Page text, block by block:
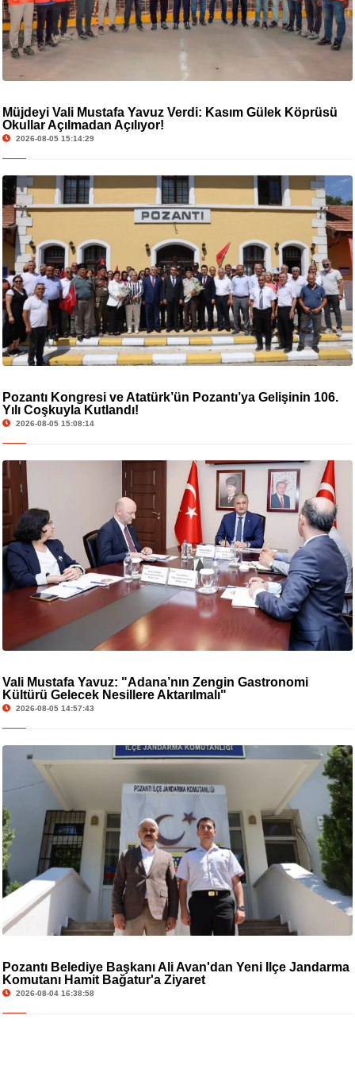
Müjdeyi Vali Mustafa Yavuz Verdi: Kasım Gülek Köprüsü
Okullar Açılmadan Açılıyor!
2026-08-05 15:14:29
Pozantı Kongresi ve Atatürk’ün Pozantı’ya Gelişinin 106.
Yılı Coşkuyla Kutlandı!
2026-08-05 15:08:14
Vali Mustafa Yavuz: "Adana’nın Zengin Gastronomi
Kültürü Gelecek Nesillere Aktarılmalı"
2026-08-05 14:57:43
Pozantı Belediye Başkanı Ali Avan'dan Yeni İlçe Jandarma
Komutanı Hamit Bağatur'a Ziyaret
2026-08-04 16:38:58